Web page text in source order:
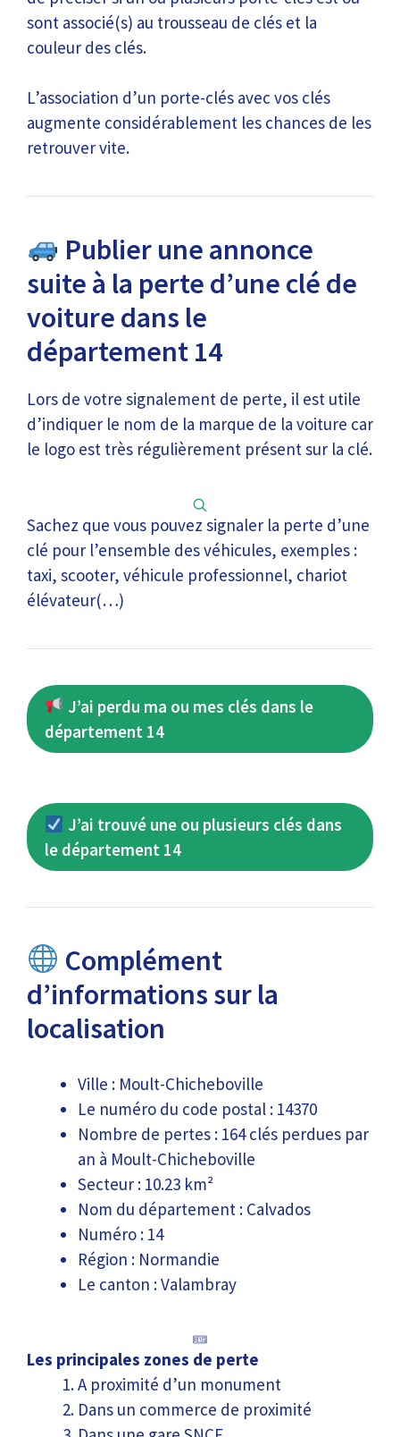
sont associé(s) au trousseau de clés et la
couleur des clés.
L’association d’un porte-clés avec vos clés
augmente considérablement les chances de les
retrouver vite.
Publier une annonce
suite à la perte d’une clé de
voiture dans le
département 14
Lors de votre signalement de perte, il est utile
d’indiquer le nom de la marque de la voiture car
le logo est très régulièrement présent sur la clé.
Sachez que vous pouvez signaler la perte d’une
clé pour l’ensemble des véhicules, exemples :
taxi, scooter, véhicule professionnel, chariot
élévateur(…)
J’ai perdu ma ou mes clés dans le
département 14
J’ai trouvé une ou plusieurs clés dans
le département 14
Complément
d’informations sur la
localisation
Ville : Moult-Chicheboville
Le numéro du code postal : 14370
Nombre de pertes : 164 clés perdues par
an à Moult-Chicheboville
Secteur : 10.23 km²
Nom du département : Calvados
Numéro : 14
Région : Normandie
Le canton : Valambray
Les principales zones de perte
A proximité d’un monument
Dans un commerce de proximité